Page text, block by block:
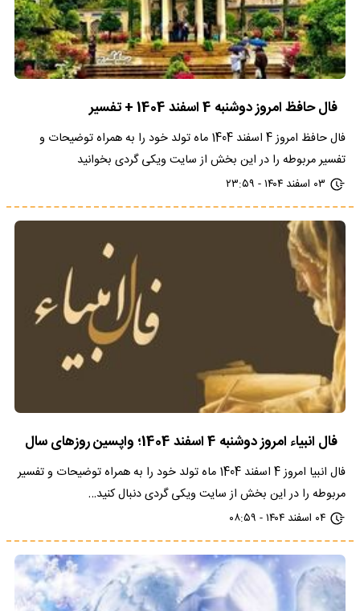
فال حافظ امروز دوشنبه 4 اسفند 1404 + تفسیر
فال حافظ امروز 4 اسفند 1404 ماه تولد خود را به همراه توضیحات و
تفسیر مربوطه را در این بخش از سایت ویکی گردی بخوانید
۰۳ اسفند ۱۴۰۴ - ۲۳:۵۹
فال انبیاء امروز دوشنبه 4 اسفند 1404؛ واپسین روزهای سال
فال انبیا امروز 4 اسفند 1404 ماه تولد خود را به همراه توضیحات و تفسیر
مربوطه را در این بخش از سایت ویکی گردی دنبال کنید…
۰۴ اسفند ۱۴۰۴ - ۰۸:۵۹